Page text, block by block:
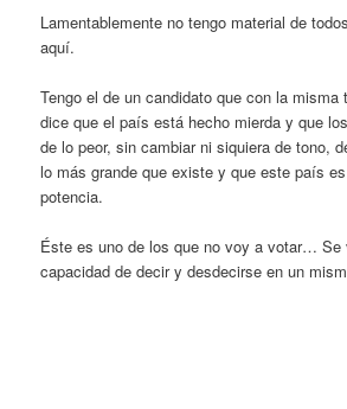
Lamentablemente no tengo material de
aquí.
Tengo el de un candidato que con la misma
dice que el país está hecho mierda y que
de lo peor, sin cambiar ni siquiera de tono,
lo más grande que existe y que este país
potencia.
Éste es uno de los que no voy a votar… Se
capacidad de decir y desdecirse en un